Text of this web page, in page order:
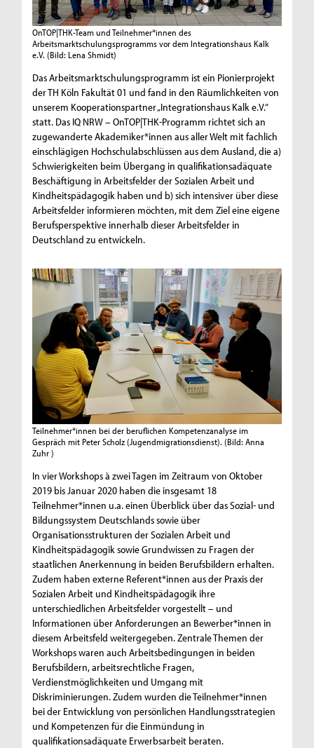
OnTOP|THK-Team und Teilnehmer*innen des
Arbeitsmarktschulungsprogramms vor dem Integrationshaus Kalk
e.V. (Bild: Lena Shmidt)
Das Arbeitsmarktschulungsprogramm ist ein Pionierprojekt
der TH Köln Fakultät 01 und fand in den Räumlichkeiten von
unserem Kooperationspartner „Integrationshaus Kalk e.V.“
statt. Das IQ NRW – OnTOP|THK-Programm richtet sich an
zugewanderte Akademiker*innen aus aller Welt mit fachlich
einschlägigen Hochschulabschlüssen aus dem Ausland, die a)
Schwierigkeiten beim Übergang in qualifikationsadäquate
Beschäftigung in Arbeitsfelder der Sozialen Arbeit und
Kindheitspädagogik haben und b) sich intensiver über diese
Arbeitsfelder informieren möchten, mit dem Ziel eine eigene
Berufsperspektive innerhalb dieser Arbeitsfelder in
Deutschland zu entwickeln.
Teilnehmer*innen bei der beruflichen Kompetenzanalyse im
Gespräch mit Peter Scholz (Jugendmigrationsdienst).(Bild: Anna
Zuhr )
In vier Workshops à zwei Tagen im Zeitraum von Oktober
2019 bis Januar 2020 haben die insgesamt 18
Teilnehmer*innen u.a. einen Überblick über das Sozial- und
Bildungssystem Deutschlands sowie über
Organisationsstrukturen der Sozialen Arbeit und
Kindheitspädagogik sowie Grundwissen zu Fragen der
staatlichen Anerkennung in beiden Berufsbildern erhalten.
Zudem haben externe Referent*innen aus der Praxis der
Sozialen Arbeit und Kindheitspädagogik ihre
unterschiedlichen Arbeitsfelder vorgestellt – und
Informationen über Anforderungen an Bewerber*innen in
diesem Arbeitsfeld weitergegeben. Zentrale Themen der
Workshops waren auch Arbeitsbedingungen in beiden
Berufsbildern, arbeitsrechtliche Fragen,
Verdienstmöglichkeiten und Umgang mit
Diskriminierungen. Zudem wurden die Teilnehmer*innen
bei der Entwicklung von persönlichen Handlungsstrategien
und Kompetenzen für die Einmündung in
qualifikationsadäquate Erwerbsarbeit beraten.